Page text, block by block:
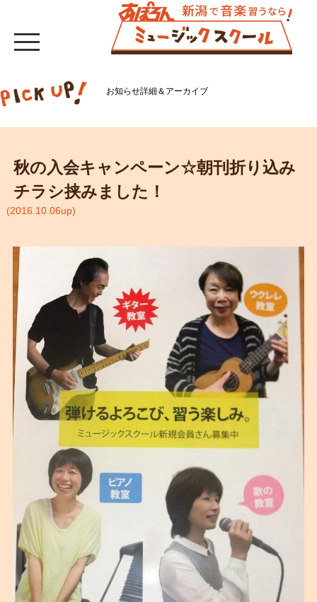
お知らせ詳細＆アーカイブ
秋の入会キャンペーン☆朝刊折り込み
チラシ挟みました！
(2016.10.06up)